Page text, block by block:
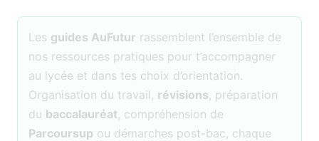
Les guides AuFutur rassemblent l’ensemble de
nos ressources pratiques pour t’accompagner
au lycée et dans tes choix d’orientation.
Organisation du travail, révisions, préparation
du baccalauréat, compréhension de
Parcoursup ou démarches post-bac, chaque